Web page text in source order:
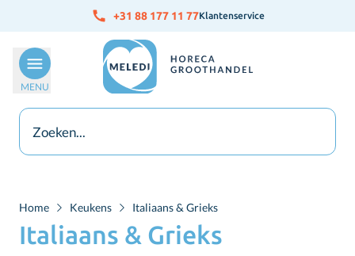
Ga naar de inhoud +31 88 177 11 77Klantenservice
MENU
Home Keukens Italiaans & Grieks
Italiaans & Grieks